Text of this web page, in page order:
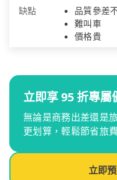
缺點
品質參差
難叫車
價格貴
立即享 95 折專屬
無論是商務出差還是
更划算，輕鬆節省旅費
立即